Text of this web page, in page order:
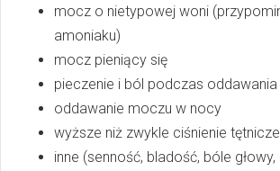
mocz o nietypowej woni
amoniaku)
mocz pieniący się
pieczenie i ból podczas
oddawanie moczu w nocy
wyższe niż zwykle ciśnienie tętnicze
inne (senność, bladość, bóle